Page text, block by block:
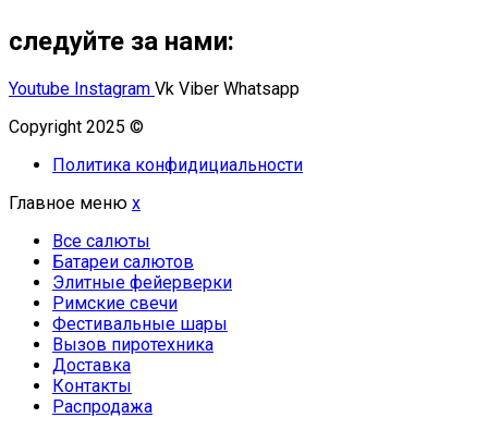
следуйте за нами:
Youtube Instagram Vk Viber Whatsapp
Copyright 2025 ©
Политика конфидициальности
Главное меню x
Все салюты
Батареи салютов
Элитные фейерверки
Римские свечи
Фестивальные шары
Вызов пиротехника
Доставка
Контакты
Распродажа